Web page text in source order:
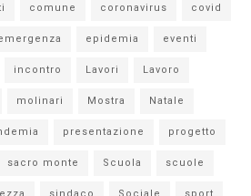
comune coronavirus covid
epidemia eventi
incontro Lavori Lavoro
molinari Mostra Natale
presentazione progetto
sacro monte Scuola scuole